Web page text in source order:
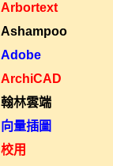
Arbortext
Ashampoo
Adobe
ArchiCAD
翰林雲端
向量插圖
校用